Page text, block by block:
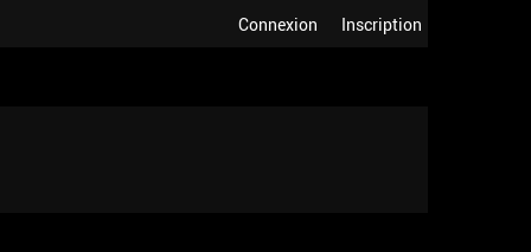
Inscription
Connexion